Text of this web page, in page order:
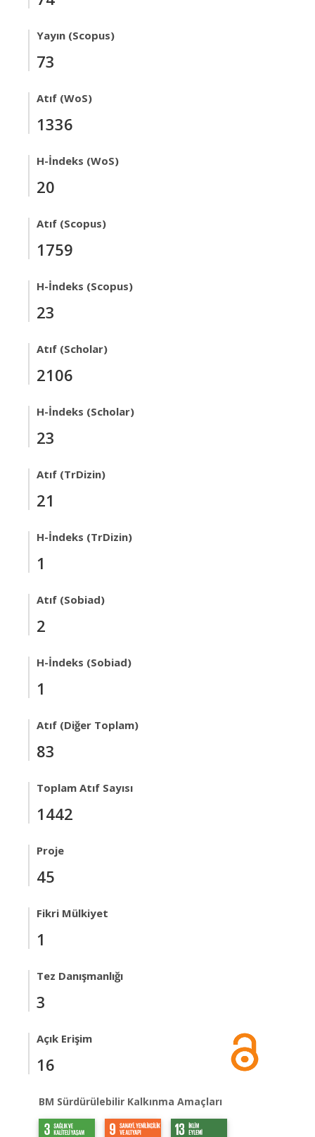
Yayın (Scopus)
73
Atıf (WoS)
1336
H-İndeks (WoS)
20
Atıf (Scopus)
1759
H-İndeks (Scopus)
23
Atıf (Scholar)
2106
H-İndeks (Scholar)
23
Atıf (TrDizin)
21
H-İndeks (TrDizin)
1
Atıf (Sobiad)
2
H-İndeks (Sobiad)
1
Atıf (Diğer Toplam)
83
Toplam Atıf Sayısı
1442
Proje
45
Fikri Mülkiyet
1
Tez Danışmanlığı
3
Açık Erişim
16
BM Sürdürülebilir Kalkınma Amaçları